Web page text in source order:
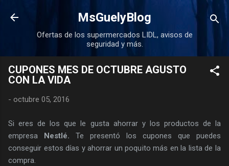
Ir al contenido principal
MsGuelyBlog
Ofertas de los supermercados LIDL, avisos de
seguridad y más.
CUPONES MES DE OCTUBRE AGUSTO
CON LA VIDA
- octubre 05, 2016
Si eres de los que le gusta ahorrar y los productos de la
empresa Nestlé. Te presentó los cupones que puedes
conseguir estos días y ahorrar un poquito más en la lista de la
compra.